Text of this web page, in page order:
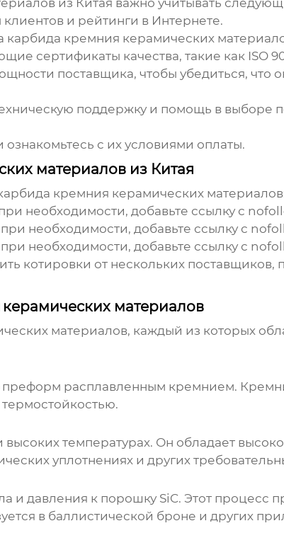
и рейтинги в Интернете.
карбида кремния керамических
сертификаты качества, такие как ISO
поставщика, чтобы убедиться, что
поддержку и помощь в выборе
с их условиями оплаты.
материалов из Китая
кремния керамических материалов
необходимости, добавьте ссылку с
необходимости, добавьте ссылку с
необходимости, добавьте ссылку с
котировки от нескольких
материалов
материалов, каждый из которых
преформ расплавленным кремнием.
температурах. Он обладает
уплотнениях и других
и давления к порошку SiC. Этот процесс
в баллистической броне и других